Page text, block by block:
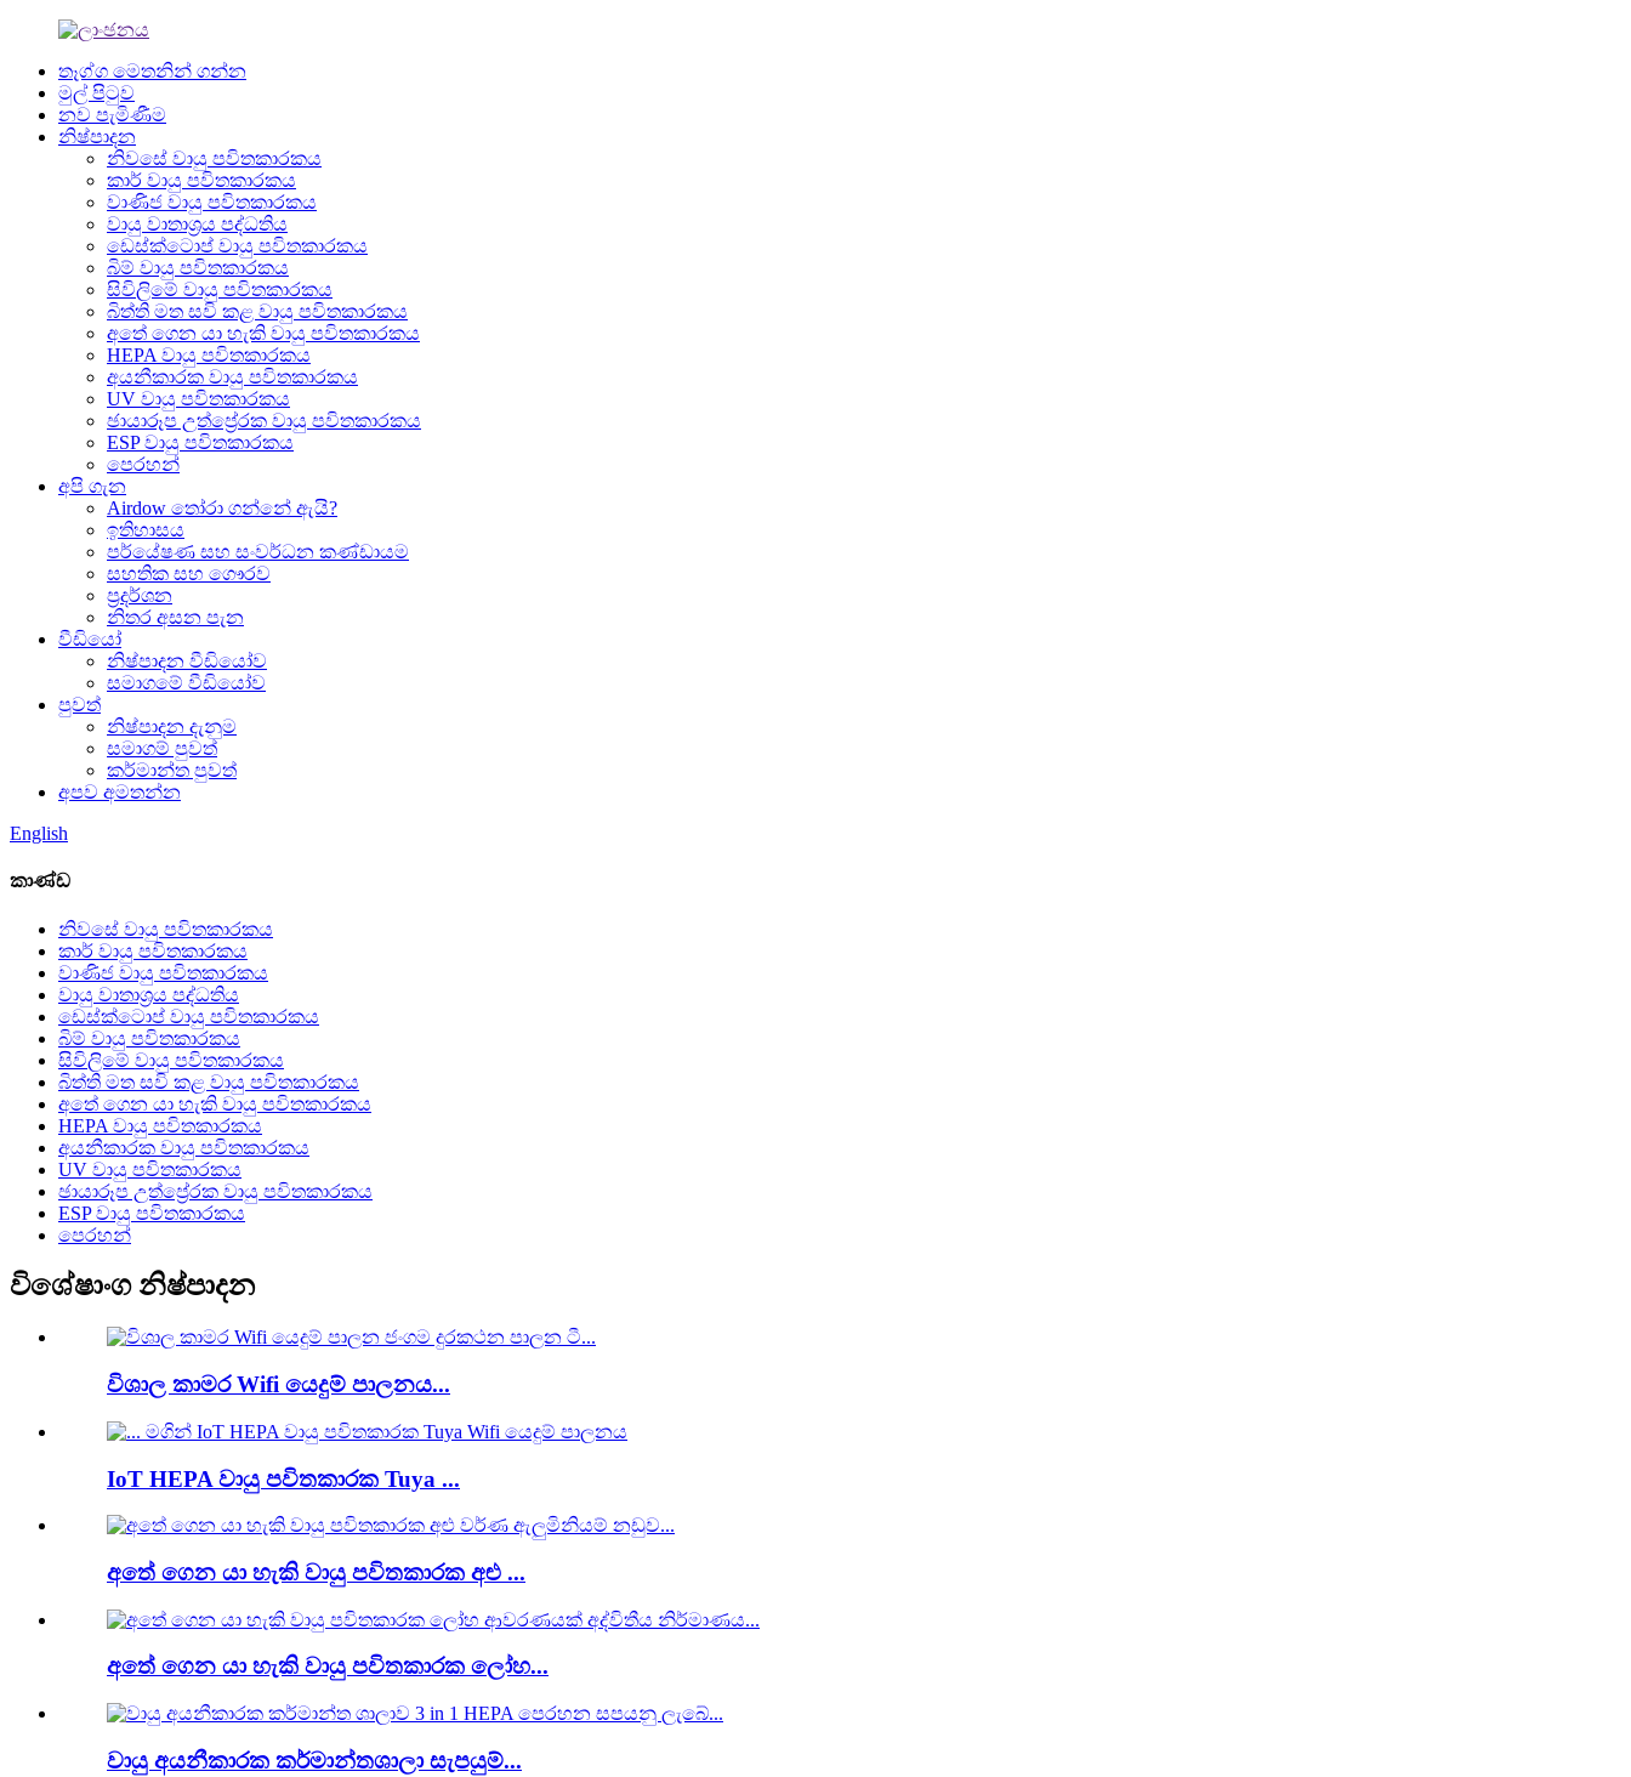
තෑග්ග මෙතනින් ගන්න
මුල් පිටුව
නව පැමිණීම
නිෂ්පාදන
නිවසේ වායු පවිතකාරකය
කාර් වායු පවිතකාරකය
වාණිජ වායු පවිතකාරකය
වායු වාතාශ්‍රය පද්ධතිය
ඩෙස්ක්ටොප් වායු පවිතකාරකය
බිම් වායු පවිතකාරකය
සිවිලිමේ වායු පවිතකාරකය
බිත්ති මත සවි කළ වායු පවිතකාරකය
අතේ ගෙන යා හැකි වායු පවිතකාරකය
HEPA වායු පවිතකාරකය
අයනීකාරක වායු පවිතකාරකය
UV වායු පවිතකාරකය
ඡායාරූප උත්ප්‍රේරක වායු පවිතකාරකය
ESP වායු පවිතකාරකය
පෙරහන්
අපි ගැන
Airdow තෝරා ගන්නේ ඇයි?
ඉතිහාසය
පර්යේෂණ සහ සංවර්ධන කණ්ඩායම
සහතික සහ ගෞරව
ප්‍රදර්ශන
නිතර අසන පැන
වීඩියෝ
නිෂ්පාදන වීඩියෝව
සමාගමේ වීඩියෝව
පුවත්
නිෂ්පාදන දැනුම
සමාගම් පුවත්
කර්මාන්ත පුවත්
අපව අමතන්න
English
කාණ්ඩ
නිවසේ වායු පවිතකාරකය
කාර් වායු පවිතකාරකය
වාණිජ වායු පවිතකාරකය
වායු වාතාශ්‍රය පද්ධතිය
ඩෙස්ක්ටොප් වායු පවිතකාරකය
බිම් වායු පවිතකාරකය
සිවිලිමේ වායු පවිතකාරකය
බිත්ති මත සවි කළ වායු පවිතකාරකය
අතේ ගෙන යා හැකි වායු පවිතකාරකය
HEPA වායු පවිතකාරකය
අයනීකාරක වායු පවිතකාරකය
UV වායු පවිතකාරකය
ඡායාරූප උත්ප්‍රේරක වායු පවිතකාරකය
ESP වායු පවිතකාරකය
පෙරහන්
විශේෂාංග නිෂ්පාදන
විශාල කාමර Wifi යෙදුම් පාලනය...
IoT HEPA වායු පවිතකාරක Tuya ...
අතේ ගෙන යා හැකි වායු පවිතකාරක අළු ...
අතේ ගෙන යා හැකි වායු පවිතකාරක ලෝහ...
වායු අයනීකාරක කර්මාන්තශාලා සැපයුම්...